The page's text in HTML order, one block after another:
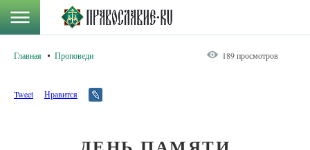
Главная Проповеди 189 просмотров
Tweet Нравится